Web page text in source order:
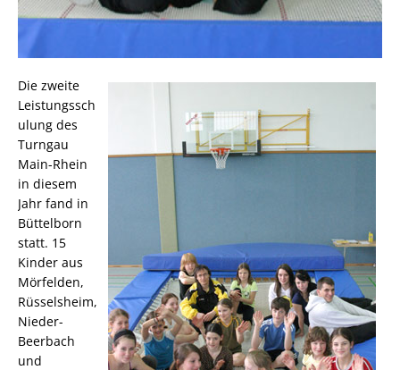
Die zweite
Leistungssch
ulung des
Turngau
Main-Rhein
in diesem
Jahr fand in
Büttelborn
statt. 15
Kinder aus
Mörfelden,
Rüsselsheim,
Nieder-
Beerbach
und